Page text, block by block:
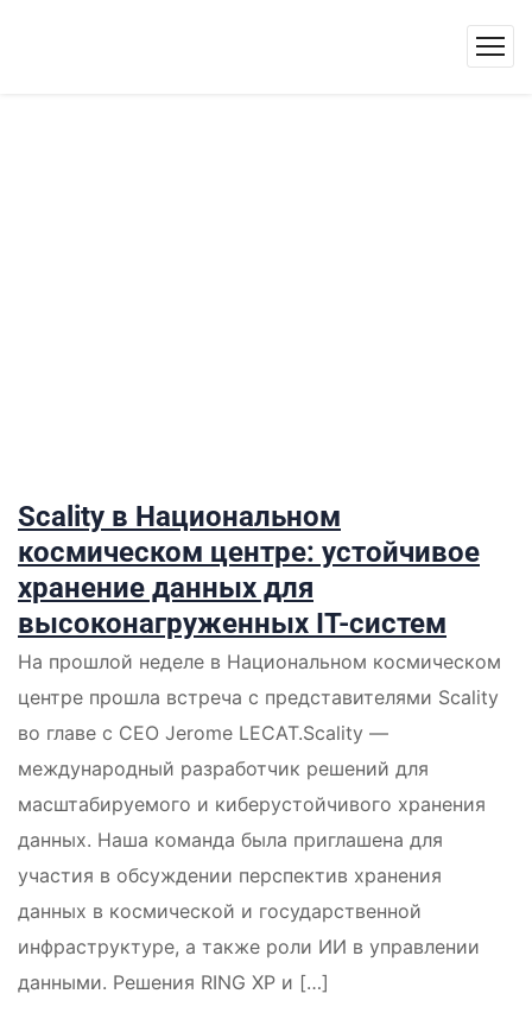
Scality в Национальном
космическом центре: устойчивое
хранение данных для
высоконагруженных IT-систем
На прошлой неделе в Национальном космическом
центре прошла встреча с представителями Scality
во главе с CEO Jerome LECAT.Scality —
международный разработчик решений для
масштабируемого и киберустойчивого хранения
данных. Наша команда была приглашена для
участия в обсуждении перспектив хранения
данных в космической и государственной
инфраструктуре, а также роли ИИ в управлении
данными. Решения RING XP и […]